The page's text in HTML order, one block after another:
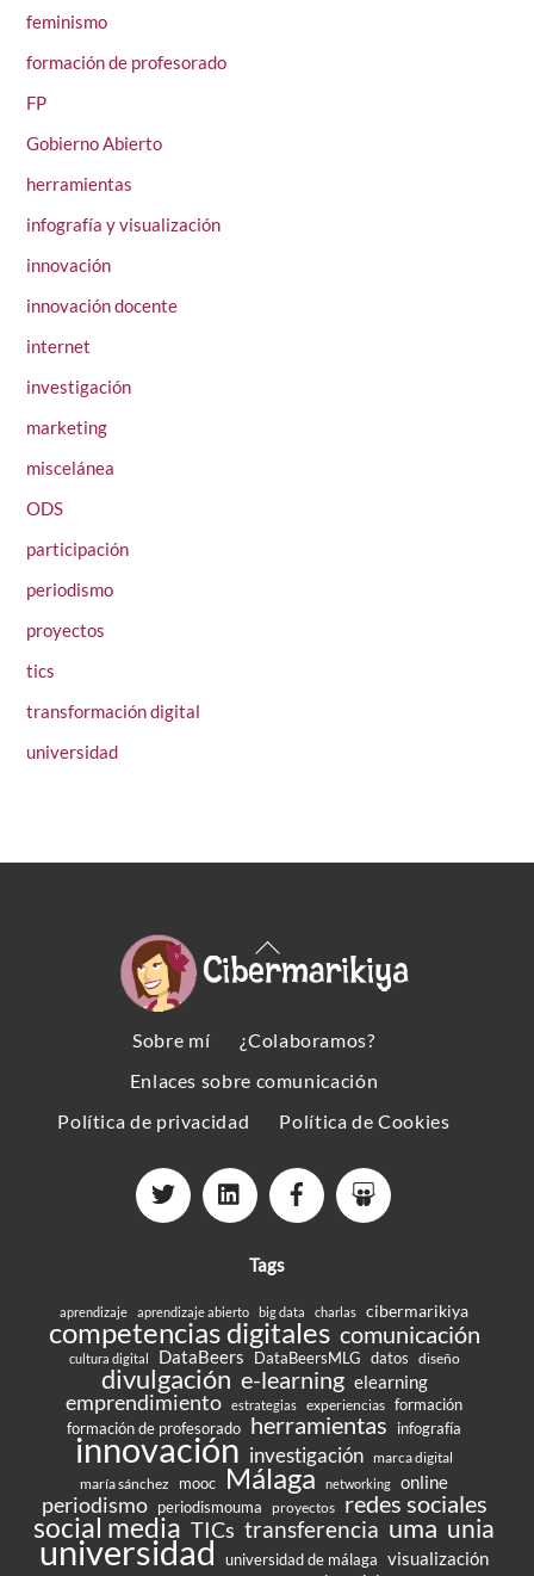
feminismo
formación de profesorado
FP
Gobierno Abierto
herramientas
infografía y visualización
innovación
innovación docente
internet
investigación
marketing
miscelánea
ODS
participación
periodismo
proyectos
tics
transformación digital
universidad
Back
To
Sobre mí
¿Colaboramos?
Enlaces sobre comunicación
Política de privacidad
Política de Cookies
Tags
aprendizaje aprendizaje abierto big data charlas cibermarikiya
competencias digitales comunicación
cultura digital DataBeers DataBeersMLG datos diseño
divulgación e-learning elearning
emprendimiento estrategias experiencias formación
formación de profesorado herramientas infografía
innovación investigación marca digital
maría sánchez
mooc Málaga networking online
periodismo periodismouma proyectos redes sociales
social media TICs transferencia uma unia
universidad universidad de málaga visualización